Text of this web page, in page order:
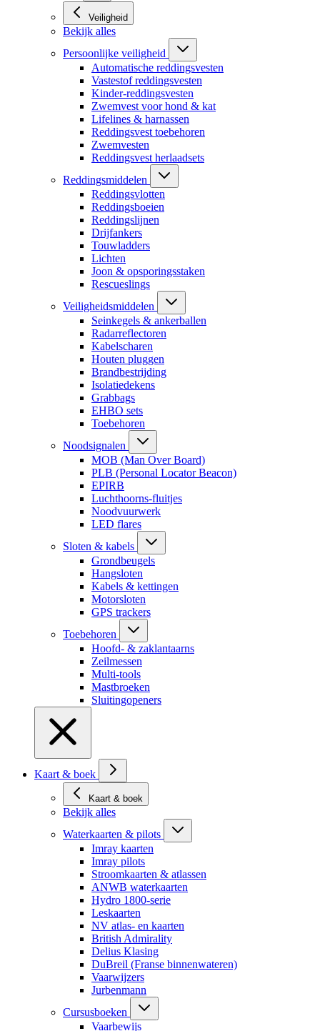
Veiligheid
Bekijk alles
Persoonlijke veiligheid
Automatische reddingsvesten
Vastestof reddingsvesten
Kinder-reddingsvesten
Zwemvest voor hond & kat
Lifelines & harnassen
Reddingsvest toebehoren
Zwemvesten
Reddingsvest herlaadsets
Reddingsmiddelen
Reddingsvlotten
Reddingsboeien
Reddingslijnen
Drijfankers
Touwladders
Lichten
Joon & opsporingsstaken
Rescueslings
Veiligheidsmiddelen
Seinkegels & ankerballen
Radarreflectoren
Kabelscharen
Houten pluggen
Brandbestrijding
Isolatiedekens
Grabbags
EHBO sets
Toebehoren
Noodsignalen
MOB (Man Over Board)
PLB (Personal Locator Beacon)
EPIRB
Luchthoorns-fluitjes
Noodvuurwerk
LED flares
Sloten & kabels
Grondbeugels
Hangsloten
Kabels & kettingen
Motorsloten
GPS trackers
Toebehoren
Hoofd- & zaklantaarns
Zeilmessen
Multi-tools
Mastbroeken
Sluitingopeners
Kaart & boek
Kaart & boek
Bekijk alles
Waterkaarten & pilots
Imray kaarten
Imray pilots
Stroomkaarten & atlassen
ANWB waterkaarten
Hydro 1800-serie
Leskaarten
NV atlas- en kaarten
British Admirality
Delius Klasing
DuBreil (Franse binnenwateren)
Vaarwijzers
Jurbenmann
Cursusboeken
Vaarbewijs